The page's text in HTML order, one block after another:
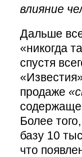
влияние
Дальше
«никогда
спустя
продаже
Более
базу 10
что